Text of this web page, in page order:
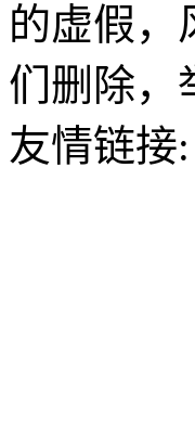
的虚假，
们删除，
友情链接: